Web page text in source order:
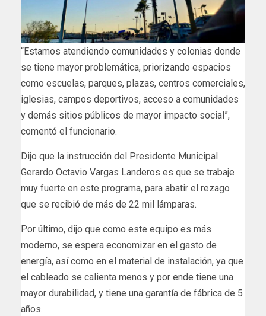
“Estamos atendiendo comunidades y colonias donde
se tiene mayor problemática, priorizando espacios
como escuelas, parques, plazas, centros comerciales,
iglesias, campos deportivos, acceso a comunidades
y demás sitios públicos de mayor impacto social”,
comentó el funcionario.
Dijo que la instrucción del Presidente Municipal
Gerardo Octavio Vargas Landeros es que se trabaje
muy fuerte en este programa, para abatir el rezago
que se recibió de más de 22 mil lámparas.
Por último, dijo que como este equipo es más
moderno, se espera economizar en el gasto de
energía, así como en el material de instalación, ya que
el cableado se calienta menos y por ende tiene una
mayor durabilidad, y tiene una garantía de fábrica de 5
años.